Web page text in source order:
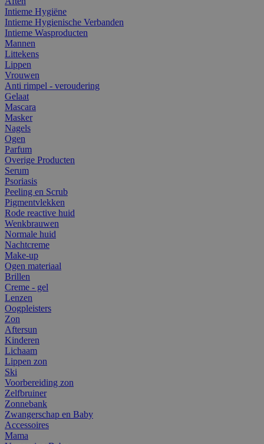
Intieme Hygiëne
Intieme Hygienische Verbanden
Intieme Wasproducten
Mannen
Littekens
Lippen
Vrouwen
Anti rimpel - veroudering
Gelaat
Mascara
Masker
Nagels
Ogen
Parfum
Overige Producten
Serum
Psoriasis
Peeling en Scrub
Pigmentvlekken
Rode reactive huid
Wenkbrauwen
Normale huid
Nachtcreme
Make-up
Ogen materiaal
Brillen
Creme - gel
Lenzen
Oogpleisters
Zon
Aftersun
Kinderen
Lichaam
Lippen zon
Ski
Voorbereiding zon
Zelfbruiner
Zonnebank
Zwangerschap en Baby
Accessoires
Mama